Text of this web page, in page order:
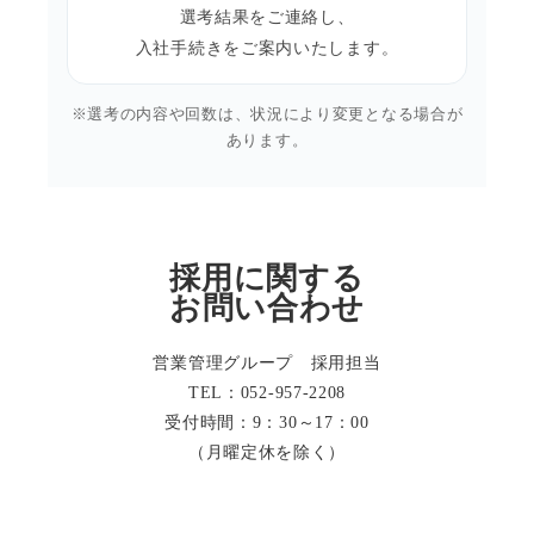
選考結果をご連絡し、
入社手続きをご案内いたします。
※選考の内容や回数は、状況により変更となる場合が
あります。
採用に関する
お問い合わせ
営業管理グループ 採用担当
TEL： 052-957-2208
受付時間：9：30～17：00
（月曜定休を除く）